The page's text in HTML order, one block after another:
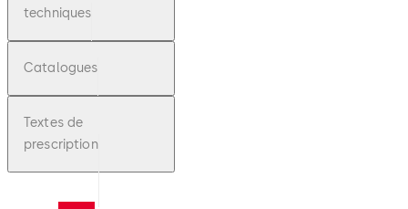
techniques
Catalogues
Textes de
prescription